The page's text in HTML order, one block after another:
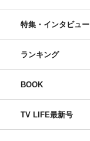
特集・インタビュー
ランキング
BOOK
TV LIFE最新号